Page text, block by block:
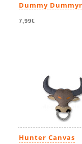
Dummy
7,99€
Hunter Canvas